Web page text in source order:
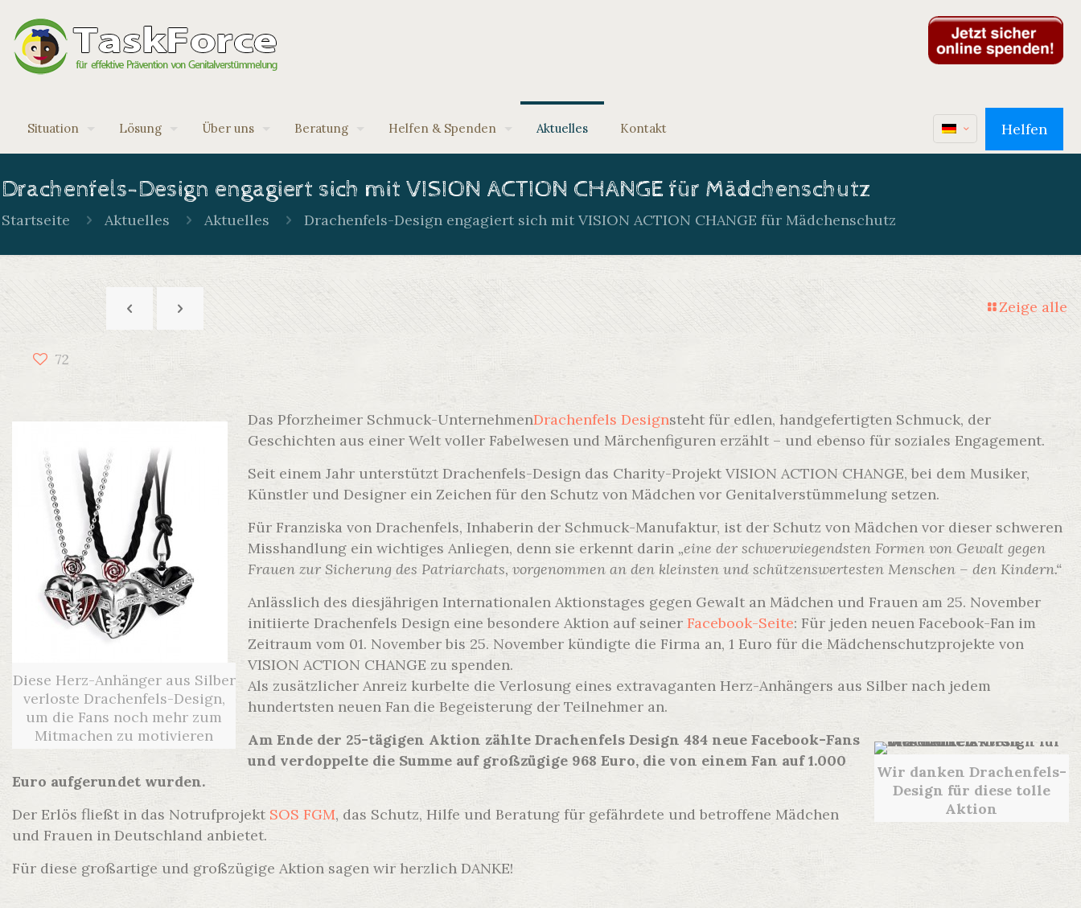
Situation Lösung Über uns Beratung Helfen & Spenden Aktuelles Kontakt Helfen
Drachenfels-Design engagiert sich mit VISION ACTION CHANGE für Mädchenschutz
Startseite Aktuelles Aktuelles Drachenfels-Design engagiert sich mit VISION ACTION CHANGE für Mädchenschutz
Zeige alle
72
Diese Herz-Anhänger aus Silber
verloste Drachenfels-Design,
um die Fans noch mehr zum
Mitmachen zu motivieren
Das Pforzheimer Schmuck-UnternehmenDrachenfels Designsteht für edlen, handgefertigten Schmuck, der
Geschichten aus einer Welt voller Fabelwesen und Märchenfiguren erzählt – und ebenso für soziales Engagement.
Seit einem Jahr unterstützt Drachenfels-Design das Charity-Projekt VISION ACTION CHANGE, bei dem Musiker,
Künstler und Designer ein Zeichen für den Schutz von Mädchen vor Genitalverstümmelung setzen.
Für Franziska von Drachenfels, Inhaberin der Schmuck-Manufaktur, ist der Schutz von Mädchen vor dieser schweren
Misshandlung ein wichtiges Anliegen, denn sie erkennt darin „eine der schwerwiegendsten Formen von Gewalt gegen
Frauen zur Sicherung des Patriarchats, vorgenommen an den kleinsten und schützenswertesten Menschen – den Kindern.“
Anlässlich des diesjährigen Internationalen Aktionstages gegen Gewalt an Mädchen und Frauen am 25. November
initiierte Drachenfels Design eine besondere Aktion auf seinerFacebook-Seite: Für jeden neuen Facebook-Fan im
Zeitraum vom 01. November bis 25. November kündigte die Firma an, 1 Euro für die Mädchenschutzprojekte von
VISION ACTION CHANGE zu spenden.
Als zusätzlicher Anreiz kurbelte die Verlosung eines extravaganten Herz-Anhängers aus Silber nach jedem
hundertsten neuen Fan die Begeisterung der Teilnehmer an.
Wir danken Drachenfels-
Design für diese tolle
Aktion
Am Ende der 25-tägigen Aktion zählte Drachenfels Design 484 neue Facebook-Fans
und verdoppelte die Summe auf großzügige 968 Euro, die von einem Fan auf 1.000
Euro aufgerundet wurden.
Der Erlös fließt in das Notrufprojekt SOS FGM, das Schutz, Hilfe und Beratung für gefährdete und betroffene Mädchen
und Frauen in Deutschland anbietet.
Für diese großartige und großzügige Aktion sagen wir herzlich DANKE!